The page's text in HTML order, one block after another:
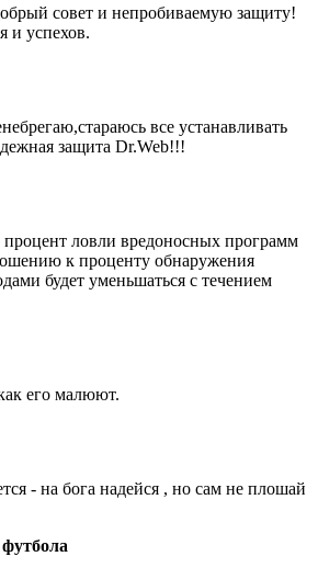
совет и непробиваемую защиту!
и успехов.
все устанавливать
защита Dr.Web!!!
ловли вредоносных программ
к проценту обнаружения
будет уменьшаться с течением
его малюют.
- на бога надейся , но сам не плошай